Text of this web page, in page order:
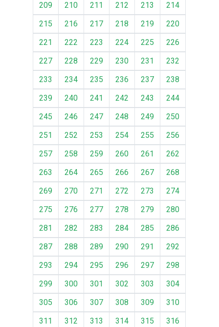
209
210 211 212 213
214
215
216 217 218 219
220
221
222 223 224 225
226
227
228 229 230 231
232
233
234 235 236 237
238
239
240 241 242 243
244
245
246 247 248 249
250
251
252 253 254 255
256
257
258 259 260 261
262
263
264 265 266 267
268
269
270 271 272 273
274
275
276 277 278 279
280
281
282 283 284 285
286
287
288 289 290 291
292
293
294 295 296 297
298
299
300 301 302 303
304
305
306 307 308 309
310
311
312 313 314 315
316